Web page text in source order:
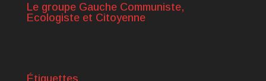
Le groupe Gauche Communiste,
Ecologiste et Citoyenne